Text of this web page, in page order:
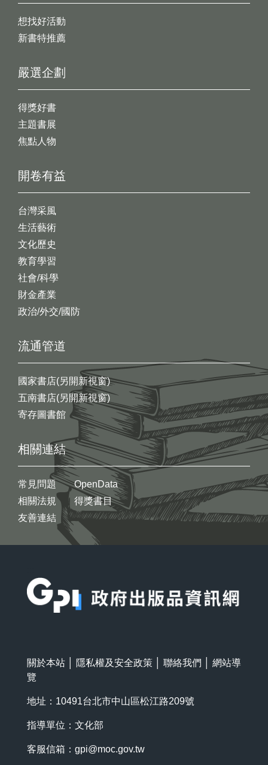
想找好活動
新書特推薦
開卷有益
台灣采風
生活藝術
文化歷史
教育學習
社會/科學
財金產業
政治/外交/國防
嚴選企劃
得獎好書
主題書展
焦點人物
流通管道
國家書店(另開新視窗)
五南書店(另開新視窗)
寄存圖書館
相關連結
常見問題
相關法規
友善連結
OpenData
得獎書目
關於本站 隱私權及安全政策 聯絡我們
網站導
覽
地址：10491台北市中山區松江路209號
指導單位：文化部
客服信箱： gpi@moc.gov.tw